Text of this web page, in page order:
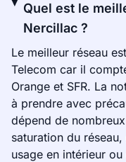
Quel est le
Nercillac ?
Le meilleur réseau
Telecom car il
Orange et SFR. La
à prendre avec
dépend de
saturation du
usage en intérieur